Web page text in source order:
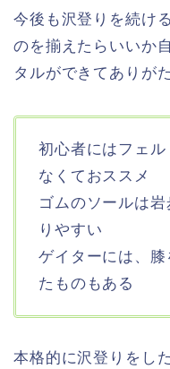
今後も沢登りを続け
のを揃えたらいいか
タルができてありが
初心者にはフェ
なくておススメ
ゴムのソールは
りやすい
ゲイターには、
たものもある
本格的に沢登りをし